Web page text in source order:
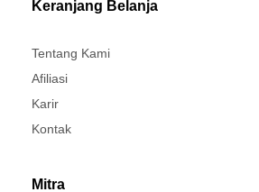
Keranjang Belanja
Tentang Kami
Afiliasi
Karir
Kontak
Mitra